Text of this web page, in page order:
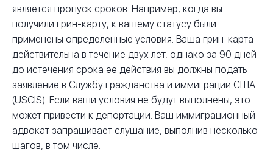
является пропуск сроков. Например, когда вы
получили грин-карту, к вашему статусу были
применены определенные условия. Ваша грин-карта
действительна в течение двух лет, однако за 90 дней
до истечения срока ее действия вы должны подать
заявление в Службу гражданства и иммиграции США
(USCIS). Если ваши условия не будут выполнены, это
может привести к депортации. Ваш иммиграционный
адвокат запрашивает слушание, выполнив несколько
шагов, в том числе: